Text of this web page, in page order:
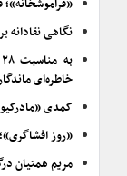
نگاهی نقادانه
خاطره‌ای
کمدی
«روز
مریم همتیان